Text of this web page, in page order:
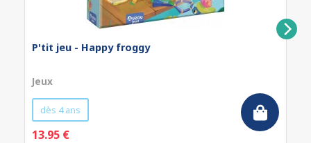
P'tit jeu - Happy froggy
Jeux
dès 4 ans
13.95 €